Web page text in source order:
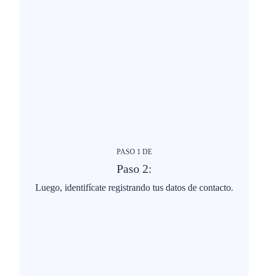
PASO 1 DE
Paso 2:
Luego, identifícate registrando tus datos de contacto.